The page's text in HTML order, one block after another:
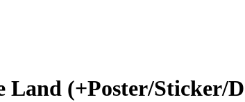
Land (+Poster/Sticker/